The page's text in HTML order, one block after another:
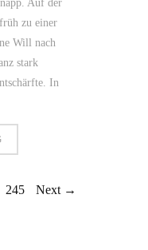
Auf der
zu einer
Will nach
stark
In
245 Next →